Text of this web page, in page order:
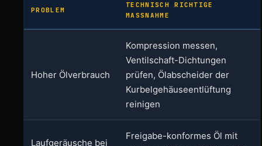
PROBLEM
TECHNISCH RICHTIGE
MASSNAHME
Hoher Ölverbrauch
Kompression messen,
Ventilschaft-Dichtungen
prüfen, Ölabscheider der
Kurbelgehäuseentlüftung
reinigen
Laufgeräusche bei
Freigabe-konformes Öl mit